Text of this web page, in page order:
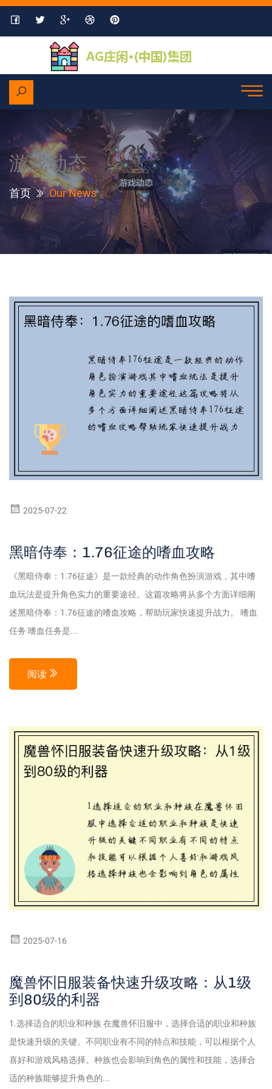
游戏动态
首页 Our News
2025-07-22
黑暗侍奉：1.76征途的嗜血攻略
《黑暗侍奉：1.76征途》是一款经典的动作角色扮演游戏，其中嗜
血玩法是提升角色实力的重要途径。这篇攻略将从多个方面详细阐
述黑暗侍奉：1.76征途的嗜血攻略，帮助玩家快速提升战力。 嗜血
任务 嗜血任务是...
阅读
2025-07-16
魔兽怀旧服装备快速升级攻略：从1级
到80级的利器
1.选择适合的职业和种族 在魔兽怀旧服中，选择合适的职业和种族
是快速升级的关键。不同职业有不同的特点和技能，可以根据个人
喜好和游戏风格选择。种族也会影响到角色的属性和技能，选择合
适的种族能够提升角色的...